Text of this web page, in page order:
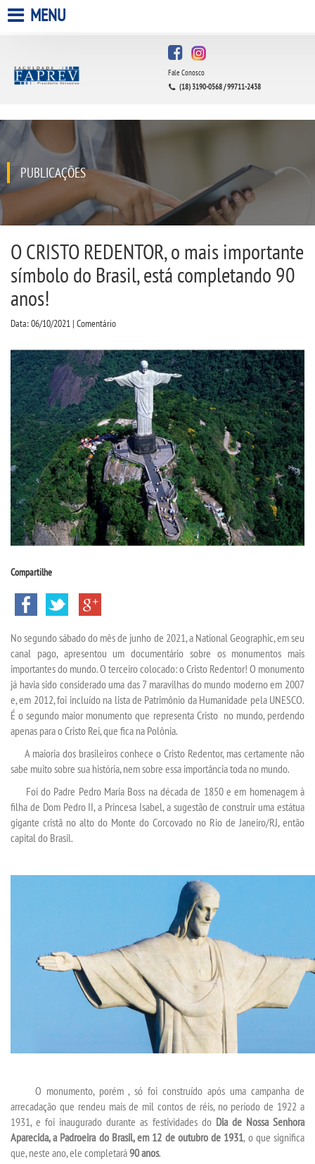
A FACULDADE
QUEM SOMOS
INFRAESTRUTURA
BIBLIOTECA
CPA
CPSA
PROUNI
CURSOS
BACHARELADOS
LICENCIATURAS
TECNOLÓGICOS
INSCREVA-SE
SEGUNDA GRADUAÇÃO
MATRÍCULA
PUBLICAÇÕES
MANUAIS
LABORATÓRIO VIRTUAIS
RELATÓRIOS
PDI
MENU
Fale Conosco
(18) 3190-0568 / 99711-2438
PUBLICAÇÕES
O CRISTO REDENTOR, o mais importante
símbolo do Brasil, está completando 90
anos!
Data: 06/10/2021 | Comentário
Compartilhe
No segundo sábado do mês de junho de 2021, a National Geographic, em seu
canal pago, apresentou um documentário sobre os monumentos mais
importantes do mundo. O terceiro colocado: o Cristo Redentor! O monumento
já havia sido considerado uma das 7 maravilhas do mundo moderno em 2007
e, em 2012, foi incluído na lista de Patrimônio da Humanidade pela UNESCO.
É o segundo maior monumento que representa Cristo no mundo, perdendo
apenas para o Cristo Rei, que fica na Polônia.
A maioria dos brasileiros conhece o Cristo Redentor, mas certamente não
sabe muito sobre sua história, nem sobre essa importância toda no mundo.
Foi do Padre Pedro Maria Boss na década de 1850 e em homenagem à
filha de Dom Pedro II, a Princesa Isabel, a sugestão de construir uma estátua
gigante cristã no alto do Monte do Corcovado no Rio de Janeiro/RJ, então
capital do Brasil.
O monumento, porém , só foi construído após uma campanha de
arrecadação que rendeu mais de mil contos de réis, no período de 1922 a
1931, e foi inaugurado durante as festividades do Dia de Nossa Senhora
Aparecida, a Padroeira do Brasil, em 12 de outubro de 1931, o que significa
que, neste ano, ele completará90 anos.